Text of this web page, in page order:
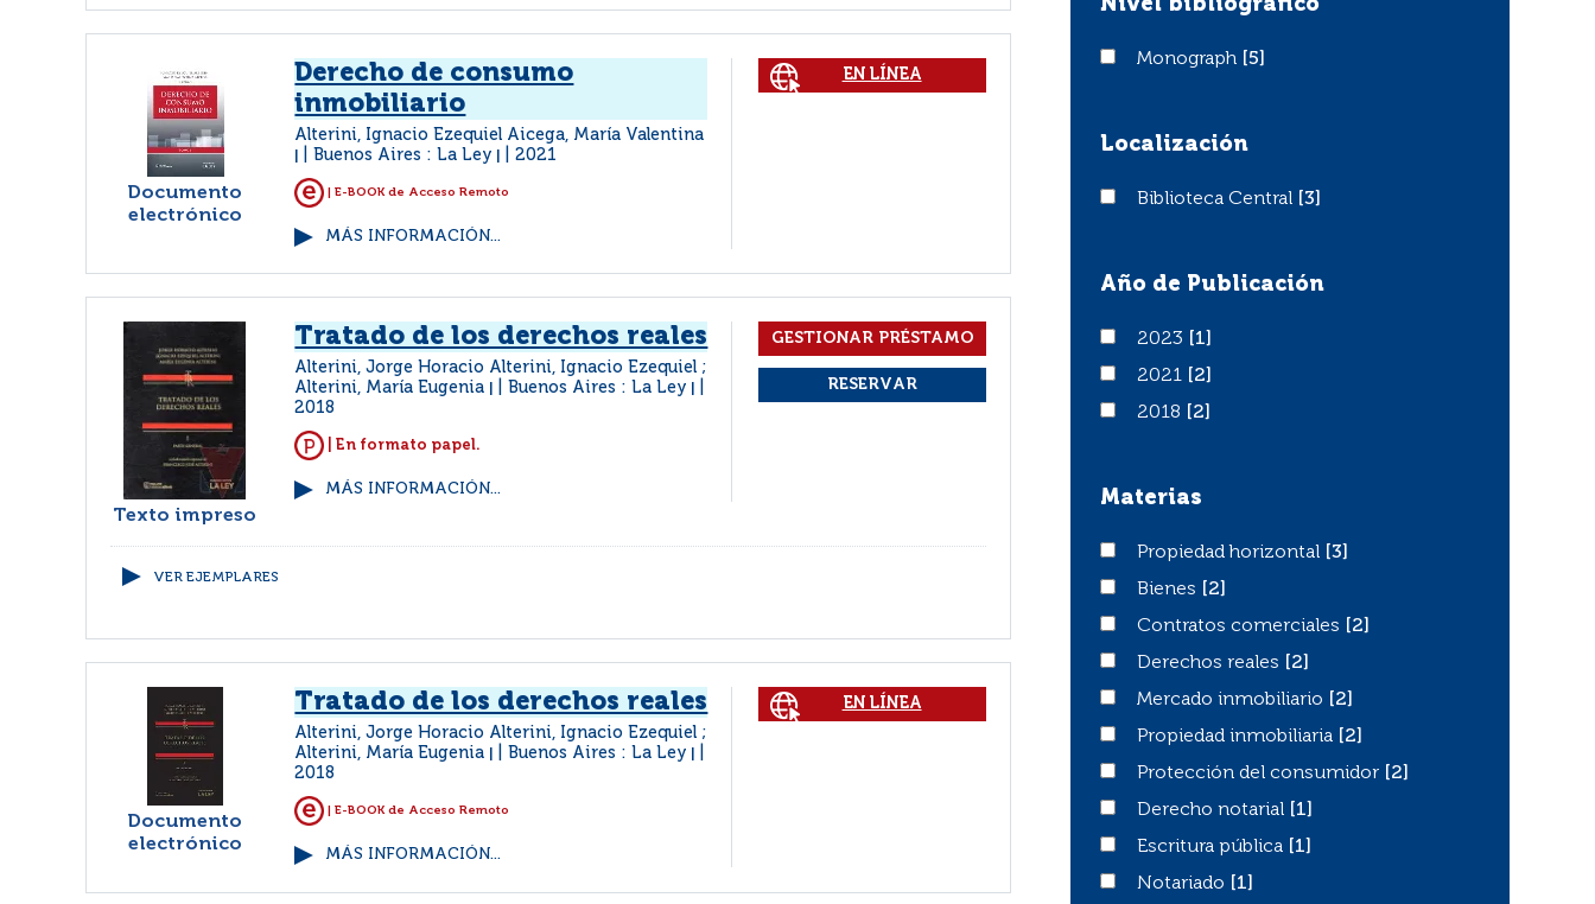
Documento
electrónico
Derecho de consumo
inmobiliario
Alterini, Ignacio Ezequiel Aicega, María Valentina
Buenos Aires : La Ley 2021
| E-BOOK de Acceso Remoto
MÁS INFORMACIÓN...
EN LÍNEA
Texto impreso
Tratado de los derechos reales
Alterini, Jorge Horacio Alterini, Ignacio Ezequiel ;
Alterini, María Eugenia
Buenos Aires : La Ley
2018
| En formato papel.
MÁS INFORMACIÓN...
VER EJEMPLARES
Documento
electrónico
Tratado de los derechos reales
Alterini, Jorge Horacio Alterini, Ignacio Ezequiel ;
Alterini, María Eugenia
Buenos Aires : La Ley
2018
| E-BOOK de Acceso Remoto
MÁS INFORMACIÓN...
EN LÍNEA
Nivel bibliográfico
Monograph
Monograph [5]
Localización
Biblioteca Central
Biblioteca Central [3]
Año de Publicación
20232023
[1]
20212021
[2]
20182018 [2]
Materias
Propiedad horizontal
Propiedad horizontal
[3]
BienesBienes
[2]
Contratos comerciales
Contratos comerciales
[2]
Derechos reales
Derechos reales
[2]
Mercado inmobiliario
Mercado inmobiliario
[2]
Propiedad inmobiliaria
Propiedad inmobiliaria
[2]
Protección del consumidor
Protección del consumidor
[2]
Derecho notarial
Derecho notarial
[1]
Escritura pública
Escritura pública
[1]
Notariado
Notariado [1]